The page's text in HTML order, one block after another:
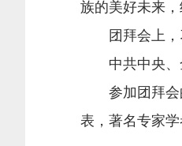
族的美好未来
团拜会上，习
中共中央、全
参加团拜会的
表，著名专家